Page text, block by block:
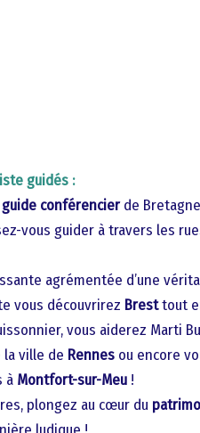
guidés :
guide conférencierde
vous guider à travers les
agrémentée d’une
vous découvrirez Bresttout
vous aiderez Marti
ville de Rennes ou encore
à Montfort-sur-Meu !
plongez au cœur du